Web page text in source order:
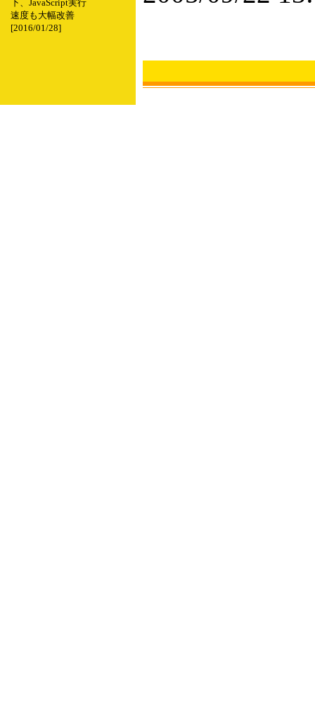
下、JavaScript実行
速度も大幅改善
[2016/01/28]